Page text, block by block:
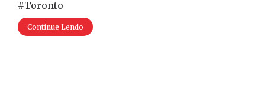
#Toronto
Continue Lendo